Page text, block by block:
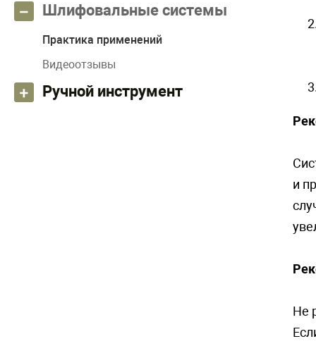
Шлифовальные системы
Практика применений
Видеоотзывы
Ручной инструмент
и
Не